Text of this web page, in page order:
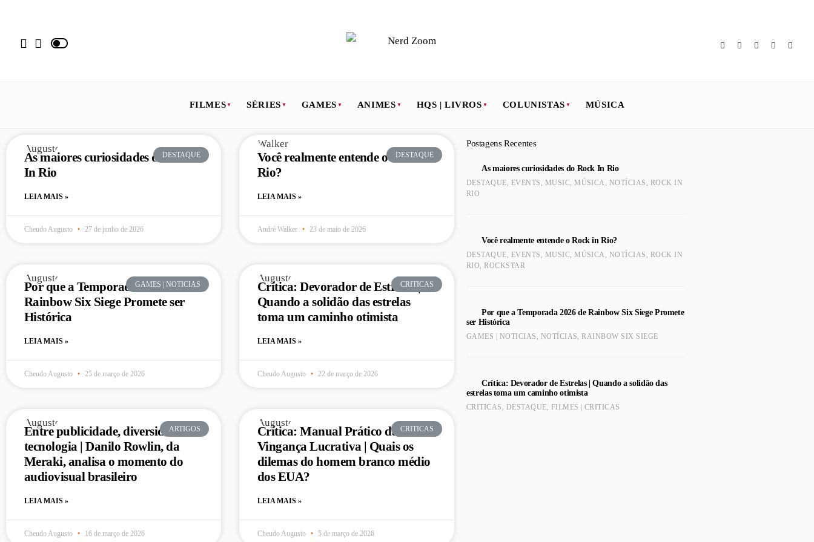
FILMES SÉRIES GAMES ANIMES HQS | LIVROS COLUNISTAS MÚSICA
DESTAQUE
As maiores curiosidades do Rock
In Rio
LEIA MAIS »
Cheudo Augusto 27 de junho de 2026
DESTAQUE
Você realmente entende o Rock in
Rio?
LEIA MAIS »
André Walker 23 de maio de 2026
GAMES | NOTICIAS
Por que a Temporada 2026 de
Rainbow Six Siege Promete ser
Histórica
LEIA MAIS »
Cheudo Augusto 25 de março de 2026
CRITICAS
Crítica: Devorador de Estrelas |
Quando a solidão das estrelas
toma um caminho otimista
LEIA MAIS »
Cheudo Augusto 22 de março de 2026
ARTIGOS
Entre publicidade, diversidade e
tecnologia | Danilo Rowlin, da
Meraki, analisa o momento do
audiovisual brasileiro
LEIA MAIS »
Cheudo Augusto 16 de março de 2026
CRITICAS
Crítica: Manual Prático da
Vingança Lucrativa | Quais os
dilemas do homem branco médio
dos EUA?
LEIA MAIS »
Cheudo Augusto 5 de março de 2026
Postagens Recentes
As maiores curiosidades do Rock In Rio
DESTAQUE, EVENTS , MUSIC,MÚSICA , NOTÍCIAS , ROCK IN
RIO
Você realmente entende o Rock in Rio?
DESTAQUE, EVENTS , MUSIC,MÚSICA , NOTÍCIAS , ROCK IN
RIO,ROCKSTAR
Por que a Temporada 2026 de Rainbow Six Siege Promete
ser Histórica
GAMES | NOTICIAS , NOTÍCIAS,RAINBOW SIX SIEGE
Crítica: Devorador de Estrelas | Quando a solidão das
estrelas toma um caminho otimista
CRITICAS , DESTAQUE, FILMES | CRITICAS